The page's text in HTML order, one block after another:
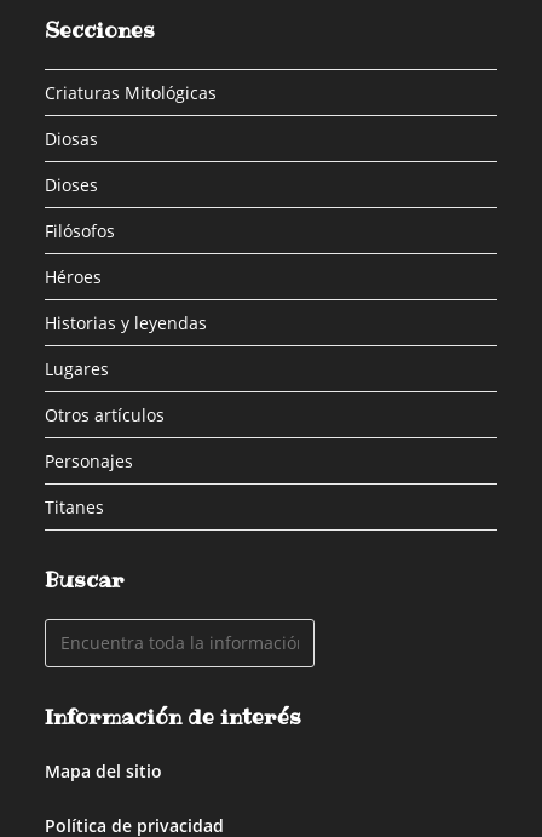
Secciones
Criaturas Mitológicas
Diosas
Dioses
Filósofos
Héroes
Historias y leyendas
Lugares
Otros artículos
Personajes
Titanes
Buscar
Información de interés
Mapa del sitio
Política de privacidad